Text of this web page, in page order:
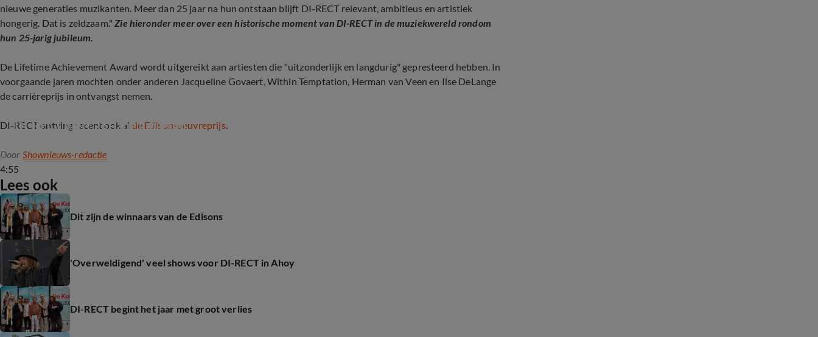
nieuwe generaties muzikanten. Meer dan 25 jaar na hun ontstaan blijft DI-RECT relevant, ambitieus en artistiek
hongerig. Dat is zeldzaam."Zie hieronder meer over een historische moment van DI-RECT in de muziekwereld rondom
hun 25-jarig jubileum.
De Lifetime Achievement Award wordt uitgereikt aan artiesten die "uitzonderlijk en langdurig" gepresteerd hebben. In
voorgaande jaren mochten onder anderen Jacqueline Govaert, Within Temptation, Herman van Veen en Ilse DeLange
de carrièreprijs in ontvangst nemen.
DI-RECT ontving recent ook al de Edison-oeuvreprijs.
4:55
DI-RECT viert 25-jarig jubileum
Door Shownieuws-redactie
Lees ook
Dit zijn de winnaars van de Edisons
'Overweldigend' veel shows voor DI-RECT in Ahoy
DI-RECT begint het jaar met groot verlies